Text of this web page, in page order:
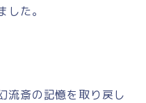
た。
流斎の記憶を取り戻し